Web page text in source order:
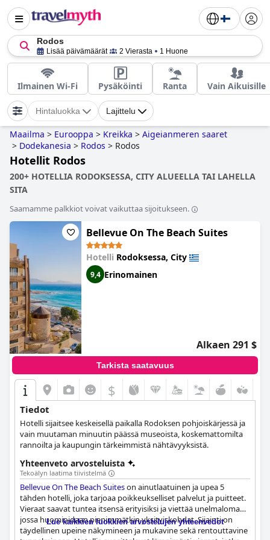
Rodos
Lisää päivämäärät 2 Vierasta 1 Huone
Ilmainen Wi-Fi Pysäköinti Ranta Vain Aikuisille
Hintaluokka Lajittelu
Maailma > Eurooppa > Kreikka > Aigeianmeren saaret
> Dodekanesia > Rodos > Rodos
Hotellit Rodos
200+ HOTELLIA RODOKSESSA, CITY ALUEELLA TAI LAHELLA
SITA
Saamamme palkkiot voivat vaikuttaa sijoitukseen.
Bellevue On The Beach Suites
Hotelli Rodoksessa, City
9,4 Erinomainen
Alkaen 291 $
Tarkista saatavuus
$
Tiedot
Hotelli sijaitsee keskeisellä paikalla Rodoksen pohjoiskärjessä ja
vain muutaman minuutin päässä museoista, koskemattomilta
rannoilta ja kaupungin tärkeimmistä nähtävyyksistä.
Yhteenveto arvosteluista
Tekoälyn laatima tiivistelmä
Bellevue On The Beach Suiteson ainutlaatuinen ja upea 5
tähden hotelli, joka tarjoaa poikkeukselliset palvelut ja puitteet.
Vieraat saavat tuntea itsensä erityisiksi ja viettää unelmaloman,
jossa huomioidaan pienimmätkin yksityiskohdat. Sijainti on
täydellinen upeine näkymineen ja mukavine sekä rentouttavine
Lue kaikkien luokkien arvostelujen yhteenvedot